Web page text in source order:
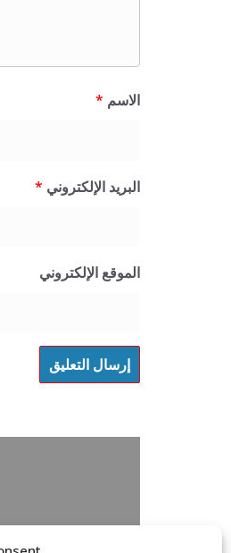
الاسم *
البريد الإلكتروني *
الموقع الإلكتروني